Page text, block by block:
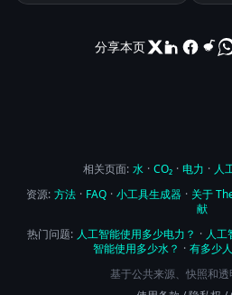
分享本页
相关页面: 水 · CO₂ · 电力 · 人
资源: 方法 · FAQ · 小工具生成器 · 关于
献
热门问题: 人工智能使用多少电力？ · 人工
智能使用多少水？ · 有多少
基于公共来源、快照和